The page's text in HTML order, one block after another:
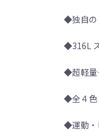
◆独自の
◆316L
◆超軽量
◆全４色
◆運動・